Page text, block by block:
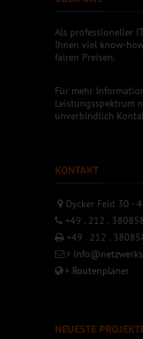
Als professioneller
Ihnen viel know-
fairen Preisen.
Für mehr
Leistungsspektrum
unverbindlich
KONTAKT
Dycker Feld 30 -
+49 . 212 .
+49 . 212 .
Routenplaner
NEUESTE